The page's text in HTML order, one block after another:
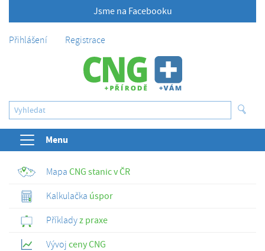
Jsme na Facebooku
Přihlášení Registrace
Menu
Mapa CNG stanic v ČR
Kalkulačka úspor
Příkladyz praxe
Vývoj ceny CNG